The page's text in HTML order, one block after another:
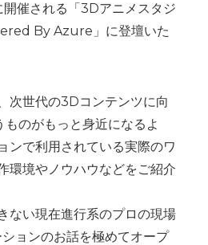
開催される「3Dアニメスタジ
By Azure」に登壇いた
次世代の3Dコンテンツに向
のがもっと身近になるよ
ンで利用されている実際のワ
環境やノウハウなどをご紹介
ない現在進行系のプロの現場
ョンのお話を極めてオープ